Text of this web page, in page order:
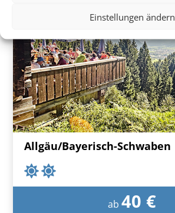
Einstellungen ändern
Allgäu/Bayerisch-Schwaben
ab 40 €